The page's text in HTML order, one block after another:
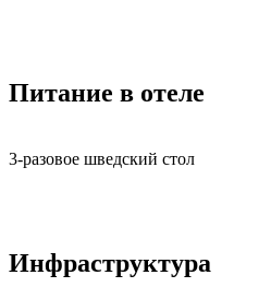
Питание в отеле
3-разовое шведский стол
Инфраструктура